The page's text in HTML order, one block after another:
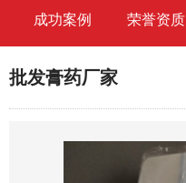
成功案例 荣誉资质
批发膏药厂家